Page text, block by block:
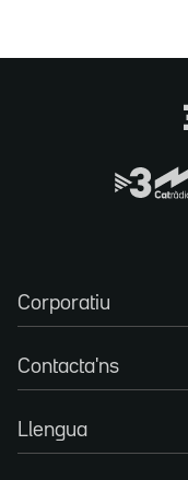
Corporatiu
Contacta'ns
Llengua